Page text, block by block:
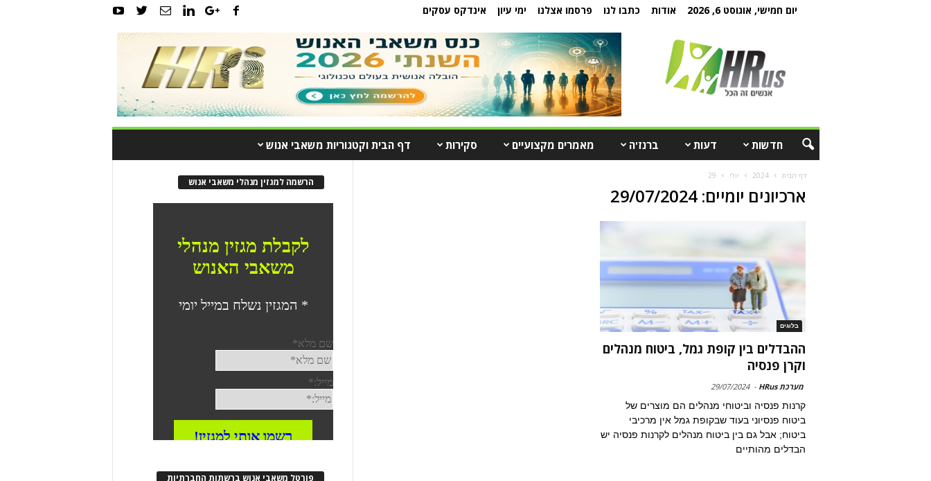
יום חמישי, אוגוסט 6, 2026 אודות כתבו לנו פרסמו אצלנו ימי עיון אינדקס עסקים
חדשות דעות ברנז'ה מאמרים מקצועיים סקירות דף הבית וקטגוריות משאבי אנוש
דף הבית 2024 יולי 29
ארכיונים יומיים: 29/07/2024
בלוגים
ההבדלים בין קופת גמל, ביטוח מנהלים
וקרן פנסיה
מערכת HRus -
29/07/2024
קרנות פנסיה וביטוחי מנהלים הם מוצרים של
ביטוח פנסיוני בעוד שבקופת גמל אין מרכיבי
ביטוח; אבל גם בין ביטוח מנהלים לקרנות פנסיה יש
הבדלים מהותיים
הרשמה למגזין מנהלי משאבי אנוש
פורטל משאבי אנוש ברשתות החברתיות